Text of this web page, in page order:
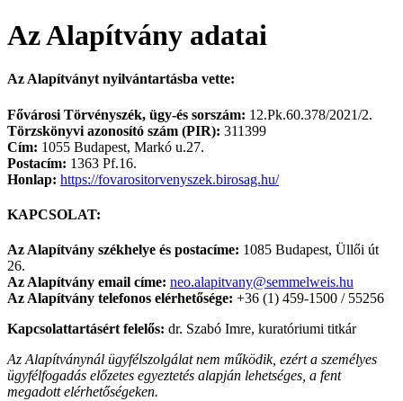
Az Alapítvány adatai
Az Alapítványt nyilvántartásba vette:
Fővárosi Törvényszék, ügy-és sorszám: 12.Pk.60.378/2021/2.
Törzskönyvi azonosító szám (PIR): 311399
Cím: 1055 Budapest, Markó u.27.
Postacím: 1363 Pf.16.
Honlap: https://fovarositorvenyszek.birosag.hu/
KAPCSOLAT:
Az Alapítvány székhelye és postacíme: 1085 Budapest, Üllői út
26.
Az Alapítvány email címe: neo.alapitvany@semmelweis.hu
Az Alapítvány telefonos elérhetősége: +36 (1) 459-1500 / 55256
Kapcsolattartásért felelős: dr. Szabó Imre, kuratóriumi titkár
Az Alapítványnál ügyfélszolgálat nem működik, ezért a személyes
ügyfélfogadás előzetes egyeztetés alapján lehetséges, a fent
megadott elérhetőségeken.